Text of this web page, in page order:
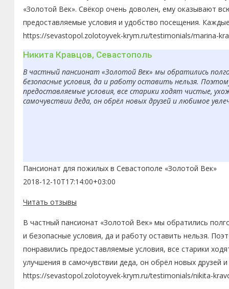
«Золотой Век». Свёкор очень доволен, ему оказывают
предоставляемые условия и удобство посещения.
https://sevastopol.zolotoyvek-krym.ru/testimonials/marina-
Никита Кравцов, Севастополь
В частный пансионат «Золотой Век» мы обратились
безопасные условия, да и работу оставить нельзя.
предоставляемые условия, все старики ходят чистые,
самочувствии деда, он обрёл новых друзей и любимое
Пансионат для пожилых в Севастополе «Золотой Век»
2018-12-10T17:14:00+03:00
Читать отзывы
В частный пансионат «Золотой Век» мы обратились
и безопасные условия, да и работу оставить нельзя.
понравились предоставляемые условия, все старики
улучшения в самочувствии деда, он обрёл новых
https://sevastopol.zolotoyvek-krym.ru/testimonials/nikita-